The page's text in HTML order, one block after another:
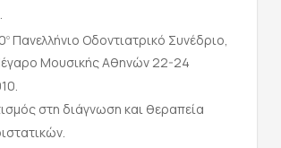
οΠανελλήνιο Οδοντιατρικό Συνέδριο,
Μουσικής Αθηνών 22-24
στη διάγνωση και θεραπεία